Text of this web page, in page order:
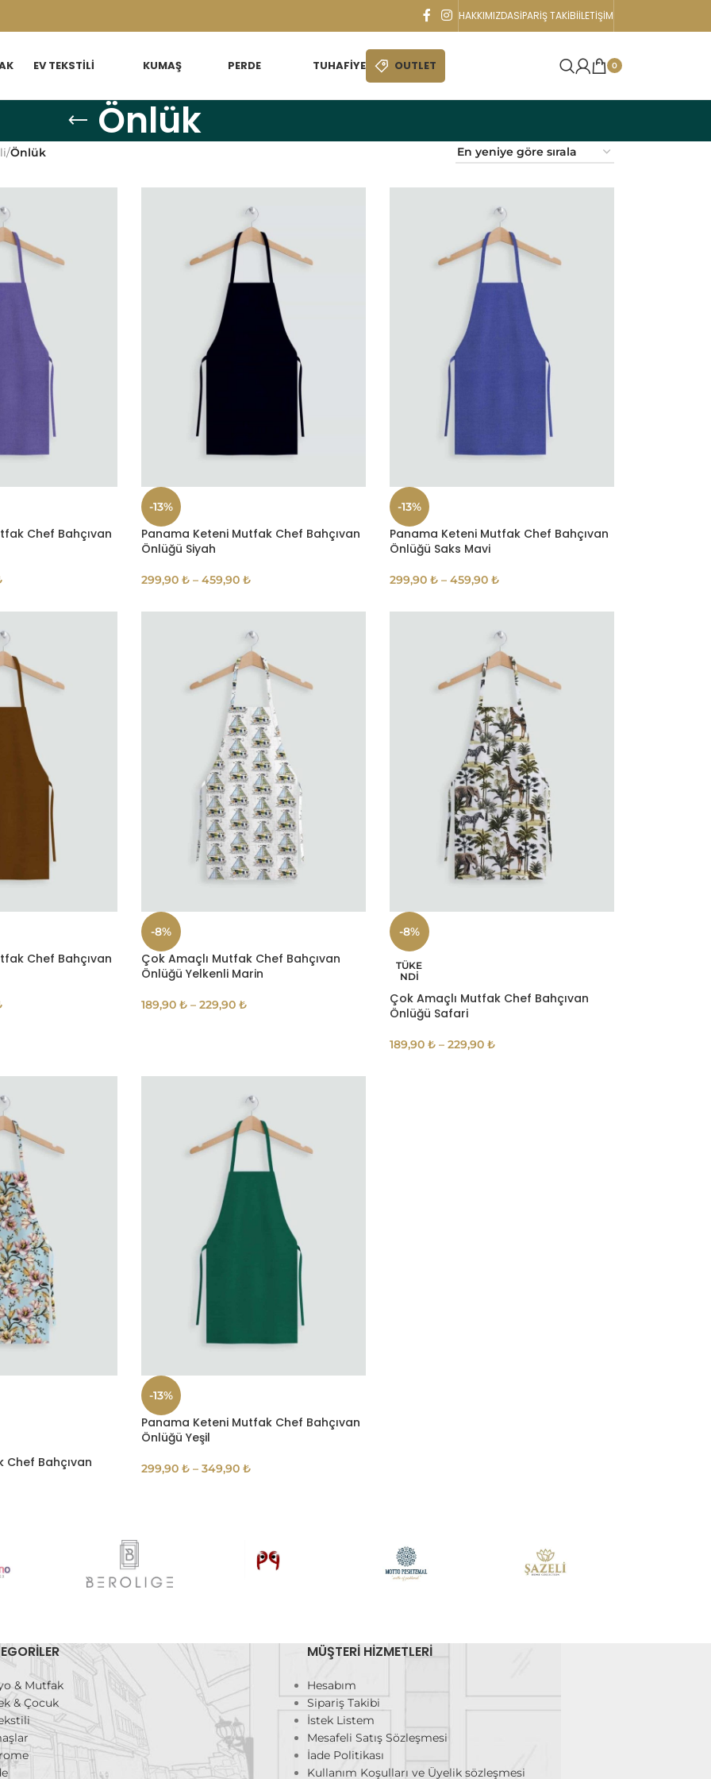
HAKKIMIZDASIPARIŞ TAKIBIİLETIŞIM
EV TEKSTILI KUMAŞ PERDE TUHAFIYE OUTLET 0
Önlük
/Önlük
Chef Bahçıvan
-13%
Panama Keteni Mutfak Chef Bahçıvan
Önlüğü Siyah
299,90 ₺ – 459,90 ₺
-13%
Panama Keteni Mutfak Chef Bahçıvan
Önlüğü Saks Mavi
299,90 ₺ – 459,90 ₺
Chef Bahçıvan
-8%
Çok Amaçlı Mutfak Chef Bahçıvan
Önlüğü Yelkenli Marin
189,90 ₺ – 229,90 ₺
-8%
TÜKE
NDI
Çok Amaçlı Mutfak Chef Bahçıvan
Önlüğü Safari
189,90 ₺ – 229,90 ₺
Chef Bahçıvan
-13%
Panama Keteni Mutfak Chef Bahçıvan
Önlüğü Yeşil
299,90 ₺ – 349,90 ₺
& Mutfak
& Çocuk
MÜŞTERI HIZMETLERI
Hesabım
Sipariş Takibi
İstek Listem
Mesafeli Satış Sözleşmesi
İade Politikası
Kullanım Koşulları ve Üyelik sözleşmesi